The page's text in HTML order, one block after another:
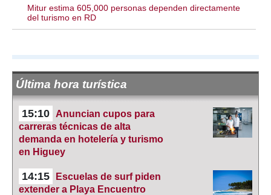
Mitur estima 605,000 personas dependen directamente
del turismo en RD
Última hora turística
15:10
Anuncian cupos para
carreras técnicas de alta
demanda en hotelería y turismo
en Higuey
14:15
Escuelas de surf piden
extender a Playa Encuentro